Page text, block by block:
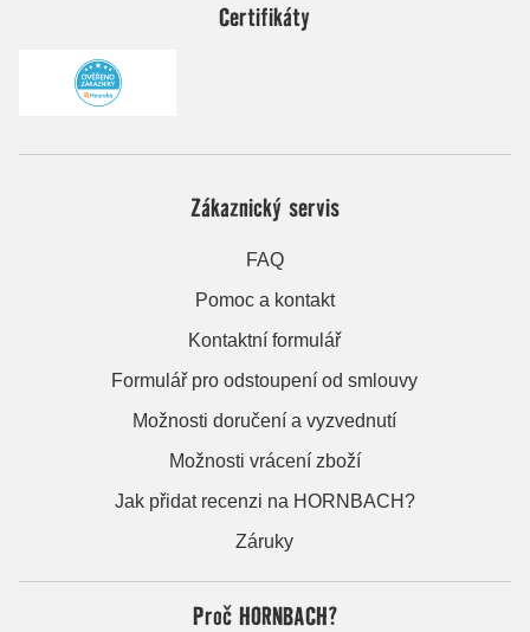
Certifikáty
Zákaznický servis
FAQ
Pomoc a kontakt
Kontaktní formulář
Formulář pro odstoupení od smlouvy
Možnosti doručení a vyzvednutí
Možnosti vrácení zboží
Jak přidat recenzi na HORNBACH?
Záruky
Proč HORNBACH?